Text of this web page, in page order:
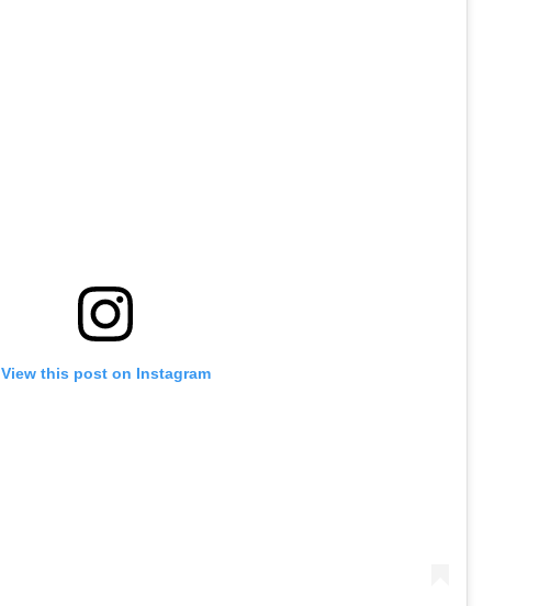
View this post on Instagram